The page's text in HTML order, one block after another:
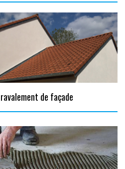
de façade